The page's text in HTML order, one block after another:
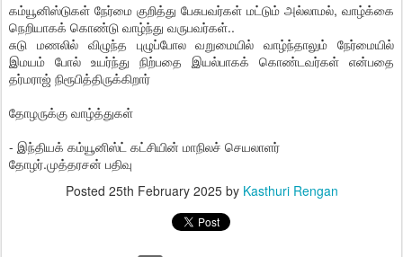
கம்யூனிஸ்டுகள் நேர்மை குறித்து பேசுபவர்கள் மட்டும் அல்லாமல், வாழ்க்கை
நெறியாகக் கொண்டு வாழ்ந்து வருபவர்கள்..
சுடு மணலில் விழுந்த புழுப்போல வறுமையில் வாழ்ந்தாலும் நேர்மையில்
இமயம் போல் உயர்ந்து நிற்பதை இயல்பாகக் கொண்டவர்கள் என்பதை
தர்மராஜ் நிரூபித்திருக்கிறார்
தோழருக்கு வாழ்த்துகள்
- இந்தியக் கம்யூனிஸ்ட் கட்சியின் மாநிலச் செயலாளர்
தோழர்.முத்தரசன் பதிவு
Posted 25th February 2025by Kasthuri Rengan